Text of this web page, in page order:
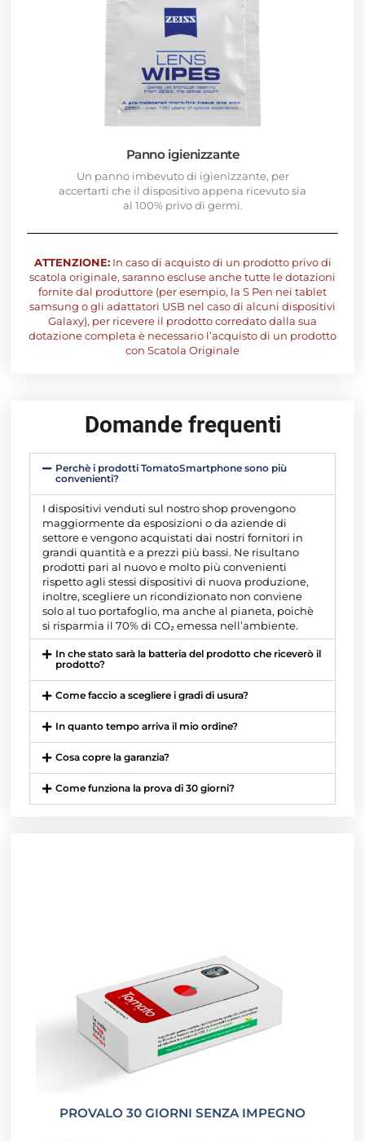
Panno igienizzante
Un panno imbevuto di igienizzante, per
accertarti che il dispositivo appena ricevuto sia
al 100% privo di germi.
ATTENZIONE:In caso di acquisto di un prodotto privo di
scatola originale, saranno escluse anche tutte le dotazioni
fornite dal produttore (per esempio, la S Pen nei tablet
samsung o gli adattatori USB nel caso di alcuni dispositivi
Galaxy), per ricevere il prodotto corredato dalla sua
dotazione completa è necessario l’acquisto di un prodotto
con Scatola Originale
Domande frequenti
Perchè i prodotti TomatoSmartphone sono più
convenienti?
I dispositivi venduti sul nostro shop provengono
maggiormente da esposizioni o da aziende di
settore e vengono acquistati dai nostri fornitori in
grandi quantità e a prezzi più bassi. Ne risultano
prodotti pari al nuovo e molto più convenienti
rispetto agli stessi dispositivi di nuova produzione,
inoltre, scegliere un ricondizionato non conviene
solo al tuo portafoglio, ma anche al pianeta, poichè
si risparmia il 70% di CO₂ emessa nell’ambiente.
In che stato sarà la batteria del prodotto che riceverò il
prodotto?
Come faccio a scegliere i gradi di usura?
In quanto tempo arriva il mio ordine?
Cosa copre la garanzia?
Come funziona la prova di 30 giorni?
PROVALO 30 GIORNI SENZA IMPEGNO